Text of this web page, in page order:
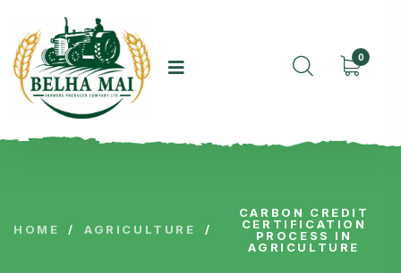
0
HOME / AGRICULTURE /
CARBON CREDIT
CERTIFICATION
PROCESS IN
AGRICULTURE